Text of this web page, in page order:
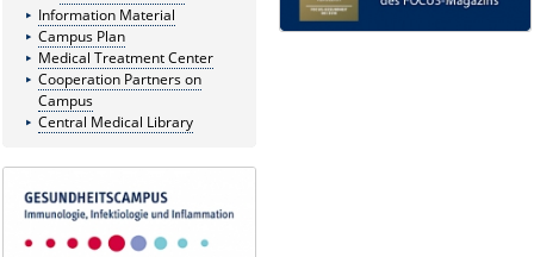
Information Material
Campus Plan
Medical Treatment Center
Cooperation Partners on
Campus
Central Medical Library